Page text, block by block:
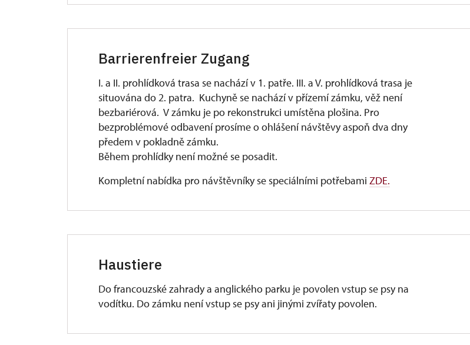
Barrierenfreier Zugang
I. a II. prohlídková trasa se nachází v 1. patře. III. a V. prohlídková trasa je
situována do 2. patra. Kuchyně se nachází v přízemí zámku, věž není
bezbariérová. V zámku je po rekonstrukci umístěna plošina. Pro
bezproblémové odbavení prosíme o ohlášení návštěvy aspoň dva dny
předem v pokladně zámku.
Během prohlídky není možné se posadit.
Kompletní nabídka pro návštěvníky se speciálními potřebami ZDE.
Haustiere
Do francouzské zahrady a anglického parku je povolen vstup se psy na
vodítku. Do zámku není vstup se psy ani jinými zvířaty povolen.